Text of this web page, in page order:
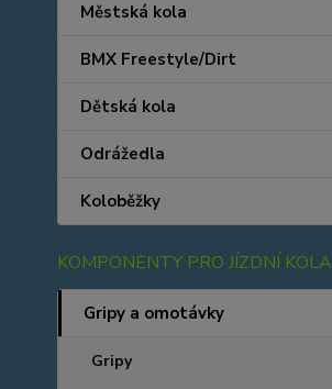
Městská kola
BMX Freestyle/Dirt
Dětská kola
Odrážedla
Koloběžky
KOMPONENTY PRO JÍZDNÍ KOLA
Gripy a omotávky
Gripy